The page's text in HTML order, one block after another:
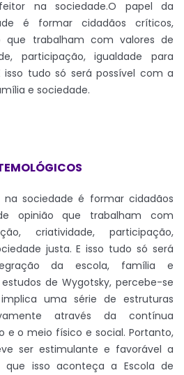
na sociedade.O papel da
é formar cidadãos críticos,
que trabalham com valores de
participação, igualdade para
isso tudo só será possível com a
e sociedade.
sociedade é formar cidadãos
opinião que trabalham com
criatividade, participação,
justa. E isso tudo só será
da escola, família e
de Wygotsky, percebe-se
uma série de estruturas
através da contínua
e o meio físico e social. Portanto,
ser estimulante e favorável a
que isso aconteça a Escola de